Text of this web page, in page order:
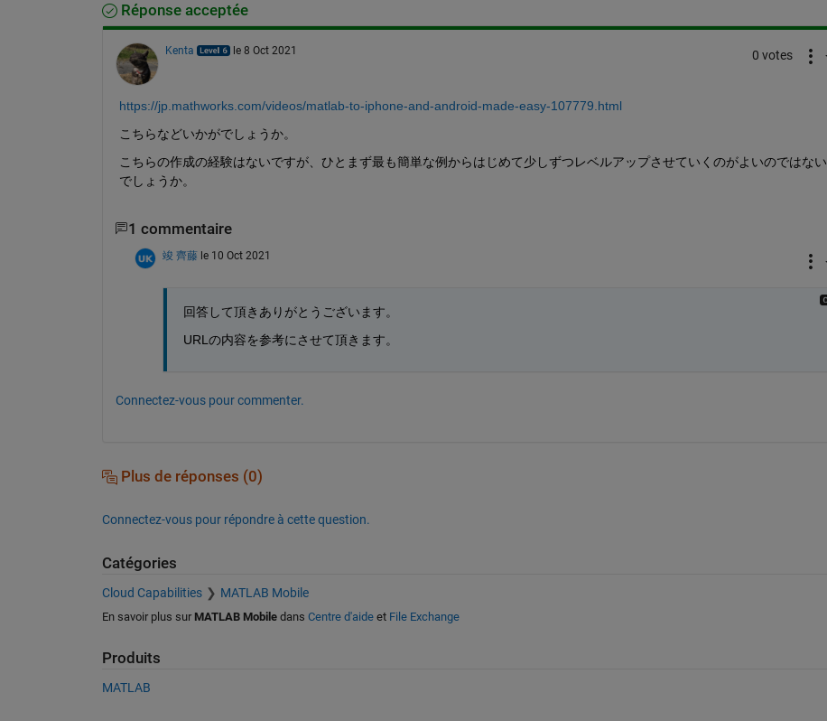
Réponse acceptée
Kenta le 8 Oct 2021 0 votes
https://jp.mathworks.com/videos/matlab-to-iphone-and-android-made-easy-107779.html
こちらなどいかがでしょうか。
こちらの作成の経験はないですが、ひとまず最も簡単な例からはじめて少しずつレベルアップさせていくのがよいのではない
でしょうか。
1 commentaire
竣 齊藤 le 10 Oct 2021
回答して頂きありがとうございます。
URLの内容を参考にさせて頂きます。
Connectez-vous pour commenter.
Plus de réponses (0)
Connectez-vous pour répondre à cette question.
Catégories
Cloud Capabilities MATLAB Mobile
En savoir plus sur MATLAB Mobiledans Centre d'aideet File Exchange
Produits
MATLAB